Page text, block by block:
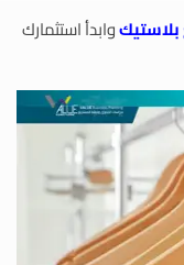
وابدأ استثمارك